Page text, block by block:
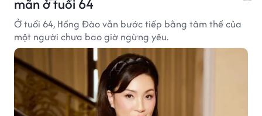
Ở tuổi 64, Hồng Đào vẫn bước tiếp bằng tâm thế của
một người chưa bao giờ ngừng yêu.